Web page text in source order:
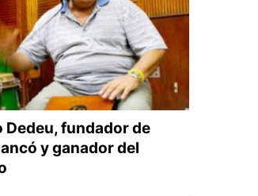
Dedeu, fundador de
y ganador del